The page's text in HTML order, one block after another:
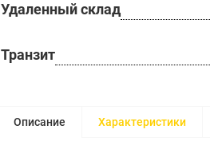
Удаленный склад
Транзит
Описание Характеристики